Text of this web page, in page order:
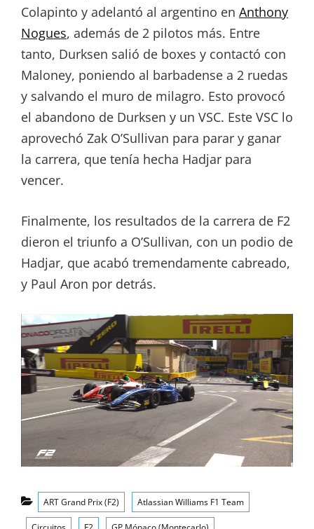
Colapinto y adelantó al argentino en Anthony
Nogues, además de 2 pilotos más. Entre
tanto, Durksen salió de boxes y contactó con
Maloney, poniendo al barbadense a 2 ruedas
y salvando el muro de milagro. Esto provocó
el abandono de Durksen y un VSC. Este VSC lo
aprovechó Zak O’Sullivan para parar y ganar
la carrera, que tenía hecha Hadjar para
vencer.
Finalmente, los resultados de la carrera de F2
dieron el triunfo a O’Sullivan, con un podio de
Hadjar, que acabó tremendamente cabreado,
y Paul Aron por detrás.
Categorías
ART Grand Prix (F2) Atlassian Williams F1 Team